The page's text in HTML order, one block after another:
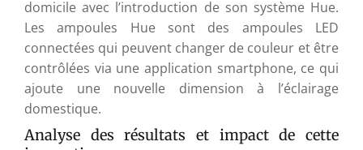
domicile avec l’introduction de son système Hue.
Les ampoules Hue sont des ampoules LED
connectées qui peuvent changer de couleur et être
contrôlées via une application smartphone, ce qui
ajoute une nouvelle dimension à l’éclairage
domestique.
Analyse des résultats et impact de cette